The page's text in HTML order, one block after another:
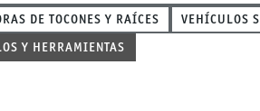
DE TOCONES Y RAÍCES
VEHÍCULOS
Y HERRAMIENTAS